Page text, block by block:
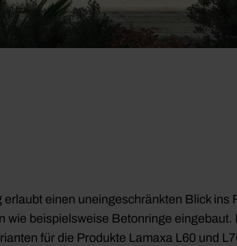
einen uneingeschränkten Blick ins
wie beispielsweise Betonringe eingebaut.
für die Produkte Lamaxa L60 und